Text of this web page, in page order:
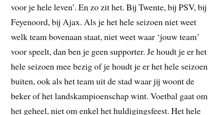
voor je hele leven’. En zo zit het. Bij Twente, bij PSV, bij
Feyenoord, bij Ajax. Als je het hele seizoen niet weet
welk team bovenaan staat, niet weet waar ‘jouw team’
voor speelt, dan ben je geen supporter. Je houdt je er het
hele seizoen mee bezig of je houdt je er het hele seizoen
buiten, ook als het team uit de stad waar jij woont de
beker of het landskampioenschap wint. Voetbal gaat om
het geheel, niet om enkel het huldigingsfeest. Het hele